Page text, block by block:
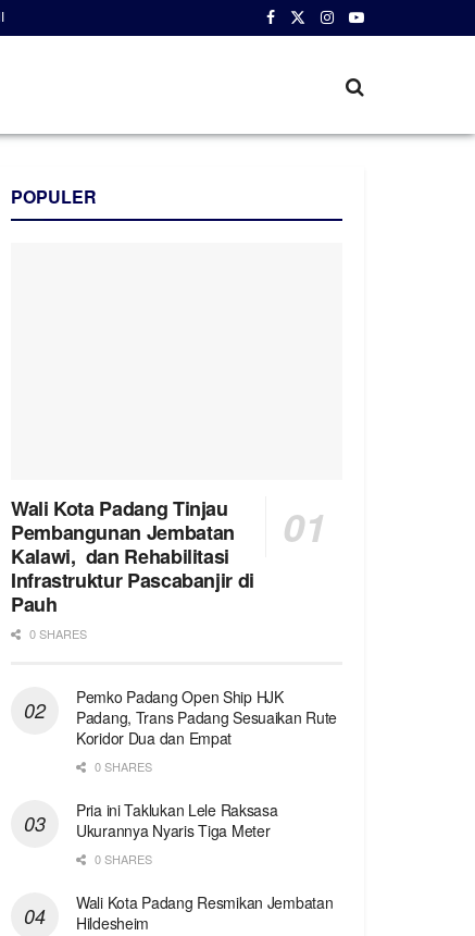
POPULER
Wali Kota Padang Tinjau
Pembangunan Jembatan
Kalawi, dan Rehabilitasi
Infrastruktur Pascabanjir di
Pauh
0 SHARES
Pemko Padang Open Ship HJK
Padang, Trans Padang Sesuaikan Rute
Koridor Dua dan Empat
0 SHARES
Pria ini Taklukan Lele Raksasa
Ukurannya Nyaris Tiga Meter
0 SHARES
Wali Kota Padang Resmikan Jembatan
Hildesheim